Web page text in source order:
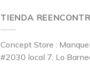
TIENDA
Concept Store :
#2030 local 7, Lo